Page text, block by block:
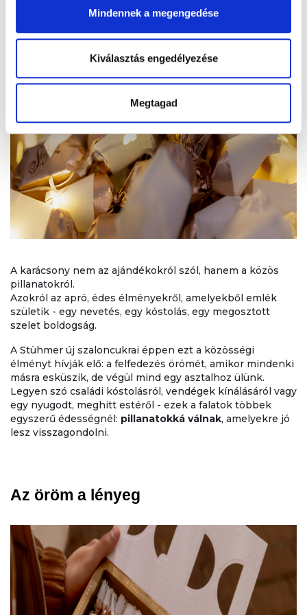
Mindennek a megengedése
Kiválasztás engedélyezése
Megtagad
A karácsony nem az ajándékokról szól, hanem a közös
pillanatokról.
Azokról az apró, édes élményekről, amelyekből emlék
születik - egy nevetés, egy kóstolás, egy megosztott
szelet boldogság.
A Stühmer új szaloncukrai éppen ezt a közösségi
élményt hívják elő: a felfedezés örömét, amikor mindenki
másra esküszik, de végül mind egy asztalhoz ülünk.
Legyen szó családi kóstolásról, vendégek kínálásáról vagy
egy nyugodt, meghitt estéről - ezek a falatok többek
egyszerű édességnél: pillanatokká válnak, amelyekre jó
lesz visszagondolni.
Az öröm a lényeg